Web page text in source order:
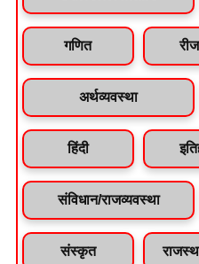
गणित
अर्थव्यवस्था
हिंदी
संविधान/राजव्यवस्था
संस्कृत